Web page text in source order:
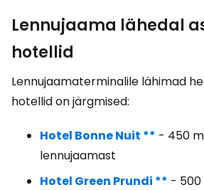
Lennujaama lähedal
hotellid
Lennujaamaterminalile lähimad
hotellid on järgmised:
Hotel Bonne Nuit ** - 450
lennujaamast
Hotel Green Prundi ** - 500